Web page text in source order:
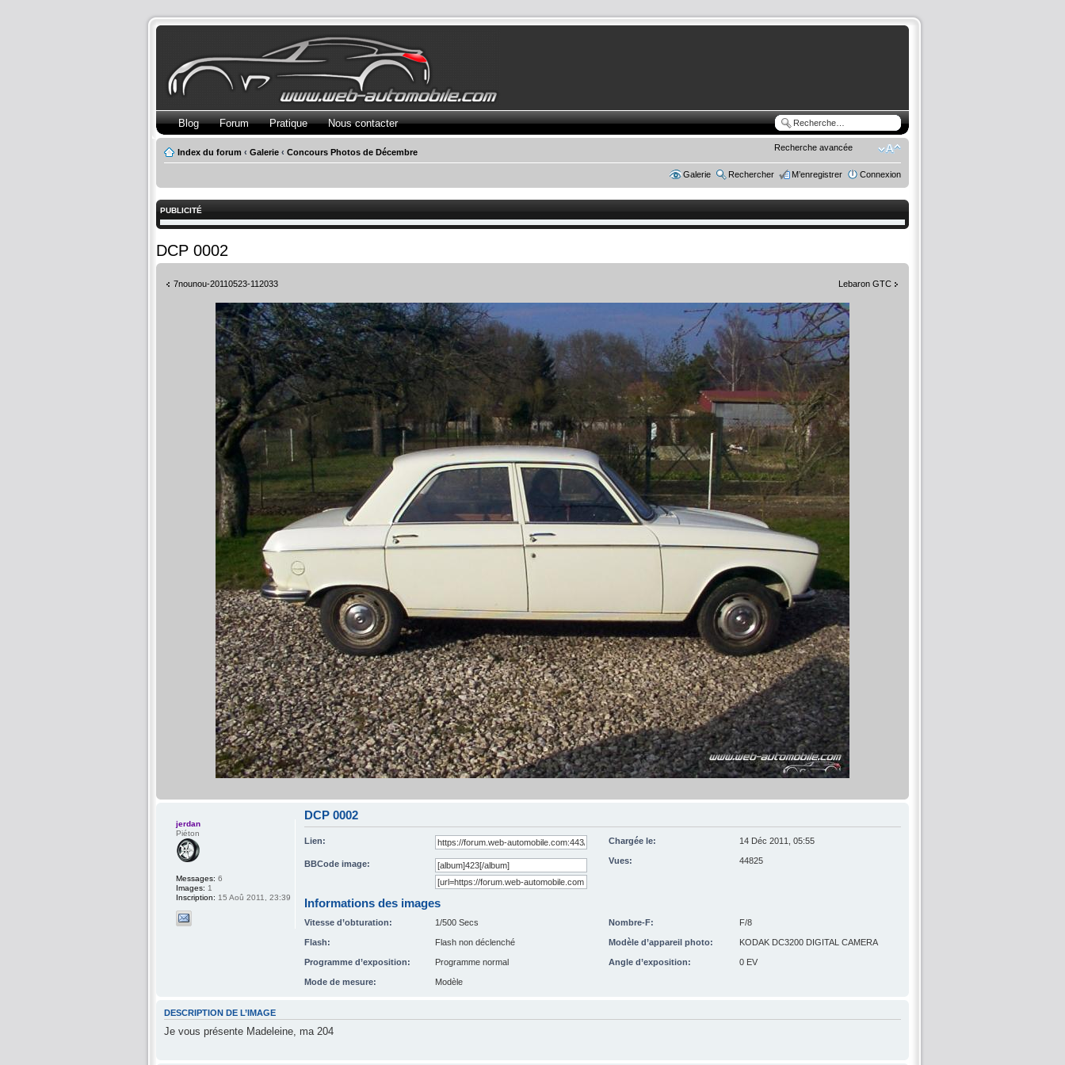
Recherche avancée
Blog Forum Pratique Nous contacter
Index du forum ‹ Galerie ‹ Concours Photos de Décembre
Galerie Rechercher M’enregistrer Connexion
PUBLICITÉ
DCP 0002
7nounou-20110523-112033 Lebaron GTC
DCP 0002
Chargée le: 14 Déc 2011, 05:55
Lien:
Vues: 44825
BBCode image:
Informations des images
Vitesse d’obturation: 1/500 Secs Nombre-F: F/8
Flash: Flash non déclenché Modèle d’appareil photo: KODAK DC3200 DIGITAL CAMERA
Programme d’exposition: Programme normal Angle d’exposition: 0 EV
Mode de mesure: Modèle
jerdan
Piéton
Messages: 6
Images: 1
Inscription: 15 Aoû 2011, 23:39
DESCRIPTION DE L’IMAGE
Je vous présente Madeleine, ma 204